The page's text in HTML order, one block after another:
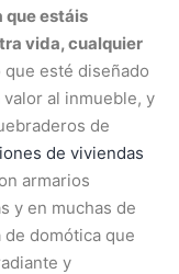
que estáis
vida, cualquier
que esté diseñado
al inmueble, y
de
de viviendas
armarios
y en muchas de
domótica que
y